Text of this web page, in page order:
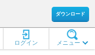
ダウンロード
メニュー
ログイン